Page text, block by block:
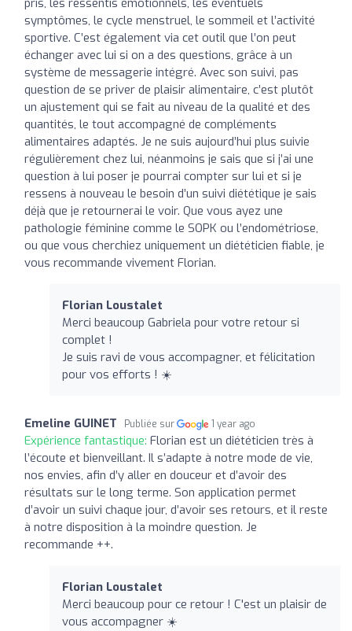
symptômes, le cycle menstruel, le sommeil et l’activité
sportive. C’est également via cet outil que l’on peut
échanger avec lui si on a des questions, grâce à un
système de messagerie intégré. Avec son suivi, pas
question de se priver de plaisir alimentaire, c’est plutôt
un ajustement qui se fait au niveau de la qualité et des
quantités, le tout accompagné de compléments
alimentaires adaptés. Je ne suis aujourd’hui plus suivie
régulièrement chez lui, néanmoins je sais que si j’ai une
question à lui poser je pourrai compter sur lui et si je
ressens à nouveau le besoin d’un suivi diététique je sais
déjà que je retournerai le voir. Que vous ayez une
pathologie féminine comme le SOPK ou l’endométriose,
ou que vous cherchiez uniquement un diététicien fiable, je
vous recommande vivement Florian.
Florian Loustalet
Merci beaucoup Gabriela pour votre retour si
complet !
Je suis ravi de vous accompagner, et félicitation
pour vos efforts ! ☀️
Emeline GUINET Publiée sur 1 year ago
Expérience fantastique: Florian est un diététicien très à
l’écoute et bienveillant. Il s’adapte à notre mode de vie,
nos envies, afin d’y aller en douceur et d’avoir des
résultats sur le long terme. Son application permet
d’avoir un suivi chaque jour, d’avoir ses retours, et il reste
à notre disposition à la moindre question. Je
recommande ++.
Florian Loustalet
Merci beaucoup pour ce retour ! C'est un plaisir de
vous accompagner ☀️